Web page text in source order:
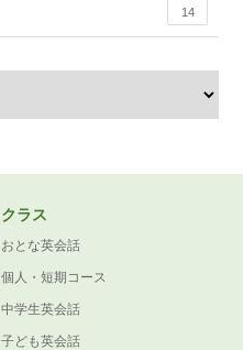
14
クラス
おとな英会話
個人・短期コース
中学生英会話
子ども英会話